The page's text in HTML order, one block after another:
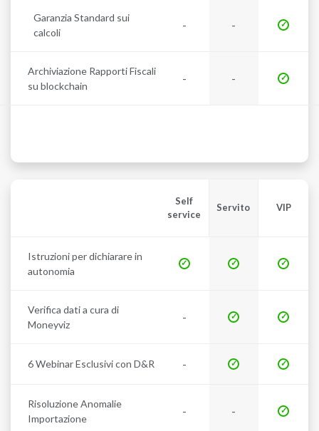
Garanzia Standard sui
calcoli
- -
Archiviazione Rapporti Fiscali
su blockchain
- -
Self
service
Servito VIP
Istruzioni per dichiarare in
autonomia
Verifica dati a cura di
Moneyviz
-
6 Webinar Esclusivi con D&R -
Risoluzione Anomalie
Importazione
- -